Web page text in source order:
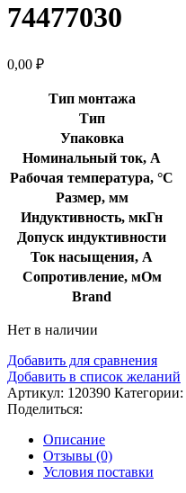
74477030
0,00 ₽
Тип монтажа
Тип
Упаковка
Номинальный ток, А
Рабочая температура, °C
Размер, мм
Индуктивность, мкГн
Допуск индуктивности
Ток насыщения, А
Сопротивление, мОм
Brand
Нет в наличии
Добавить для сравнения
Добавить в список желаний
Артикул: 120390 Категории:
Поделиться:
Описание
Отзывы (0)
Условия поставки